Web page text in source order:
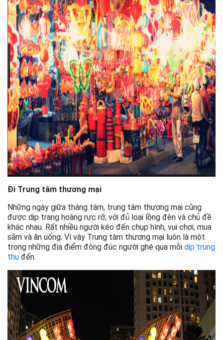
Đi Trung tâm thương mại
Những ngày giữa tháng tám, trung tâm thương mại cũng
được dịp trang hoàng rực rỡ, với đủ loại lồng đèn và chủ đề
khác nhau. Rất nhiều người kéo đến chụp hình, vui chơi, mua
sắm và ăn uống. Vì vậy Trung tâm thương mại luôn là một
trong những địa điểm đông đúc người ghé qua mỗi dịp trung
thu đến.